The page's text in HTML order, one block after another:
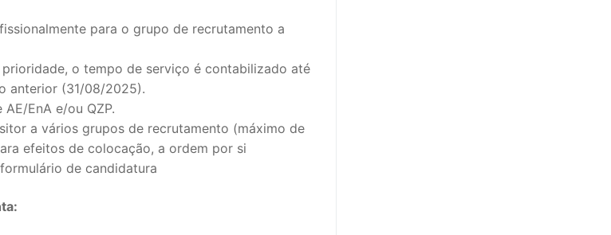
para o grupo de recrutamento a
o tempo de serviço é contabilizado até
anterior (31/08/2025).
EnA e/ou QZP.
a vários grupos de recrutamento (máximo de
efeitos de colocação, a ordem por si
de candidatura